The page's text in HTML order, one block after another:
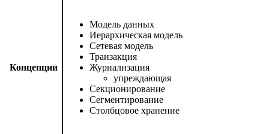
Концепции
Модель данных
Иерархическая модель
Сетевая модель
Транзакция
Журнализация
упреждающая
Секционирование
Сегментирование
Столбцовое хранение